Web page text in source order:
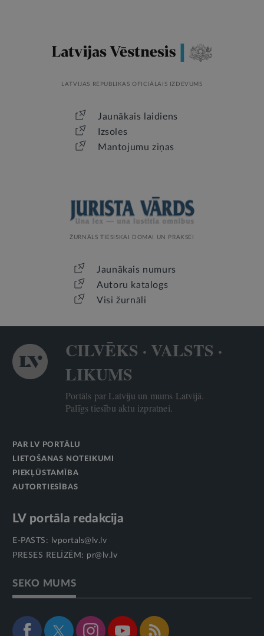
LATVIJAS REPUBLIKAS OFICIĀLAIS IZDEVUMS
Jaunākais laidiens
Izsoles
Mantojumu ziņas
ŽURNĀLS TIESISKAI DOMAI UN PRAKSEI
Jaunākais numurs
Autoru katalogs
Visi žurnāli
CILVĒKS · VALSTS ·
LIKUMS
Portāls par Latviju un mums Latvijā.
Palīgs tiesību aktu izpratnei.
PAR LV PORTĀLU
LIETOŠANAS NOTEIKUMI
PIEKĻŪSTAMĪBA
AUTORTIESĪBAS
LV portāla redakcija
E-PASTS:
lvportals@lv.lv
PRESES RELĪZĒM: pr@lv.lv
SEKO MUMS